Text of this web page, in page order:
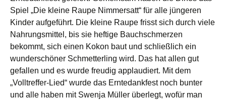
Spiel „Die kleine Raupe Nimmersatt“ für alle jüngeren
Kinder aufgeführt. Die kleine Raupe frisst sich durch viele
Nahrungsmittel, bis sie heftige Bauchschmerzen
bekommt, sich einen Kokon baut und schließlich ein
wunderschöner Schmetterling wird. Das hat allen gut
gefallen und es wurde freudig applaudiert. Mit dem
„Volltreffer-Lied“ wurde das Erntedankfest noch bunter
und alle haben mit Swenja Müller überlegt, wofür man